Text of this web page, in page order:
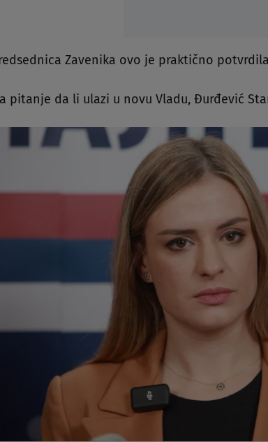
Zavenika ovo je praktično
pitanje da li ulazi u novu Vladu, Đurđević